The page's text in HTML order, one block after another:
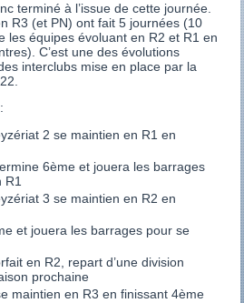
terminé à l’issue de cette journée.
R3 (et PN) ont fait 5 journées (10
les équipes évoluant en R2 et R1 en
C’est une des évolutions
interclubs mise en place par la
2 se maintien en R1 en
6ème et jouera les barrages
R1
3 se maintien en R2 en
et jouera les barrages pour se
en R2, repart d’une division
prochaine
maintien en R3 en finissant 4ème